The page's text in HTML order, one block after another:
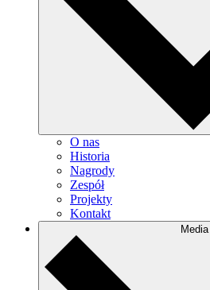
O nas
Historia
Nagrody
Zespół
Projekty
Kontakt
Media